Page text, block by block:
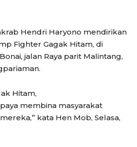
Hendri Haryono mendirikan
Fighter Gagak Hitam, di
jalan Raya parit Malintang,
Hitam,
membina masyarakat
kata Hen Mob, Selasa,